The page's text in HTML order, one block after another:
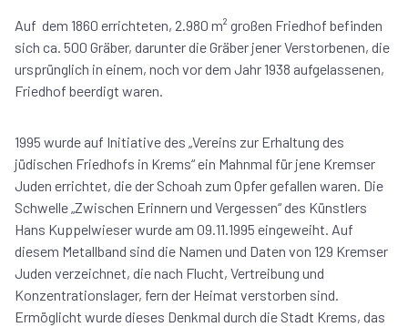
Auf dem 1860 errichteten, 2.980 m² großen Friedhof befinden
sich ca. 500 Gräber, darunter die Gräber jener Verstorbenen, die
ursprünglich in einem, noch vor dem Jahr 1938 aufgelassenen,
Friedhof beerdigt waren.
1995 wurde auf Initiative des „Vereins zur Erhaltung des
jüdischen Friedhofs in Krems“ ein Mahnmal für jene Kremser
Juden errichtet, die der Schoah zum Opfer gefallen waren. Die
Schwelle „Zwischen Erinnern und Vergessen“ des Künstlers
Hans Kuppelwieser wurde am 09.11.1995 eingeweiht. Auf
diesem Metallband sind die Namen und Daten von 129 Kremser
Juden verzeichnet, die nach Flucht, Vertreibung und
Konzentrationslager, fern der Heimat verstorben sind.
Ermöglicht wurde dieses Denkmal durch die Stadt Krems, das